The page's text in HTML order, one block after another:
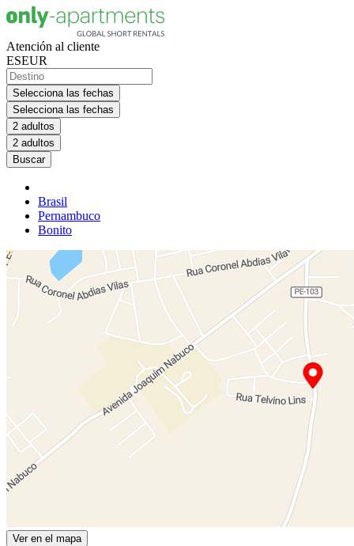
Atención al cliente
ESEUR
Selecciona las fechas
Selecciona las fechas
2 adultos
2 adultos
Buscar
Brasil
Pernambuco
Bonito
Ver en el mapa